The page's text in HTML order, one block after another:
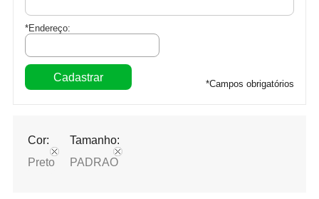
*Endereço:
*Campos obrigatórios
Cor:
Preto
Tamanho:
PADRAO